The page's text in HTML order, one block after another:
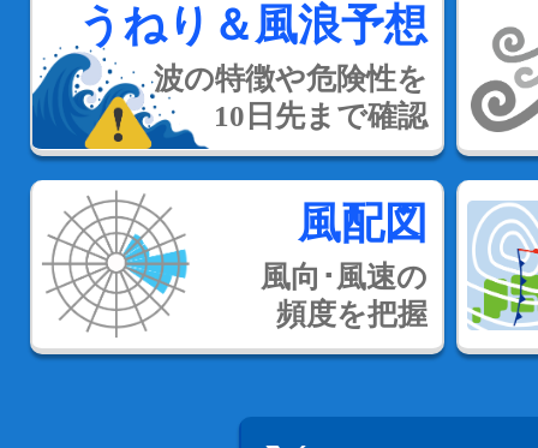
うねり＆風浪予想
波の特徴や危険性を
10日先まで確認
風配図
風向･風速の
頻度を把握